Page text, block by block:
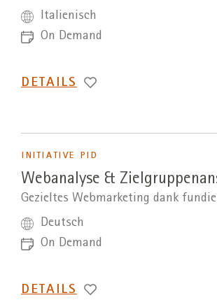
Italienisch
On Demand
DETAILS
INITIATIVE PID
Webanalyse &
Gezieltes Webmarketing dank
Deutsch
On Demand
DETAILS